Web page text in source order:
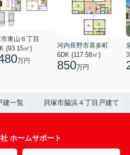
市東山６丁目
(93.15㎡)
万円
河内長野市喜多町
6DK (117.58㎡)
850万円
建一覧 貝塚市脇浜４丁目戸建て
ホームサポート